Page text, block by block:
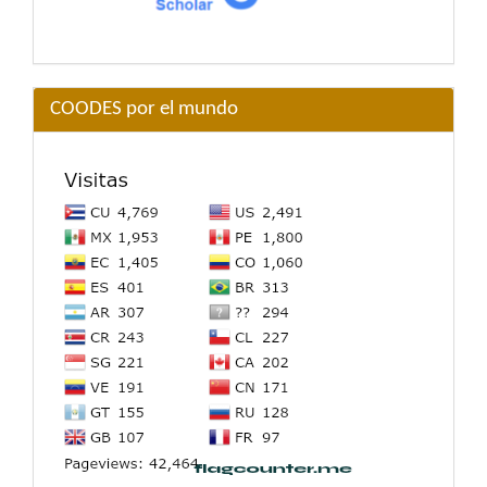
COODES por el mundo